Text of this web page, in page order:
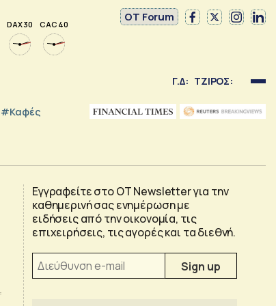
DAX 30 CAC 40
OT Forum
Γ.Δ: ΤΖΙΡΟΣ:
#καφές
Εγγραφείτε στο OT Newsletter για την
καθημερινή σας ενημέρωση με
ειδήσεις από την οικονομία, τις
επιχειρήσεις, τις αγορές και τα διεθνή.